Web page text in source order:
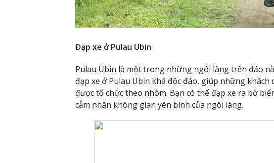
Đạp xe ở Pulau Ubin
Pulau Ubin là một trong những ngôi làng trên đảo
đạp xe ở Pulau Ubin khá độc đáo, giúp những
được tổ chức theo nhóm. Bạn có thể đạp xe ra bờ
cảm nhận không gian yên bình của ngôi làng.